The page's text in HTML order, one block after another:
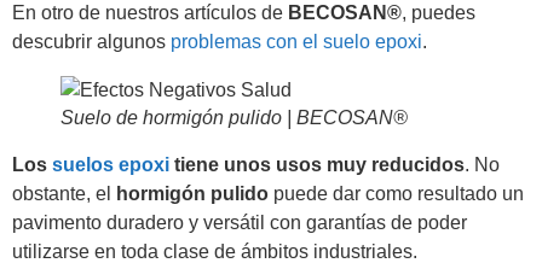
En otro de nuestros artículos de BECOSAN®, puedes
descubrir algunos problemas con el suelo epoxi.
Suelo de hormigón pulido | BECOSAN®
Los suelos epoxi tiene unos usos muy reducidos. No
obstante, el
hormigón pulido puede dar como resultado un
pavimento duradero y versátil con garantías de poder
utilizarse en toda clase de ámbitos industriales.